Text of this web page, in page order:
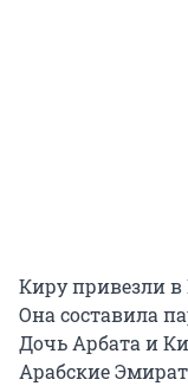
Киру привезли в
Она составила
Дочь Арбата и
Арабские